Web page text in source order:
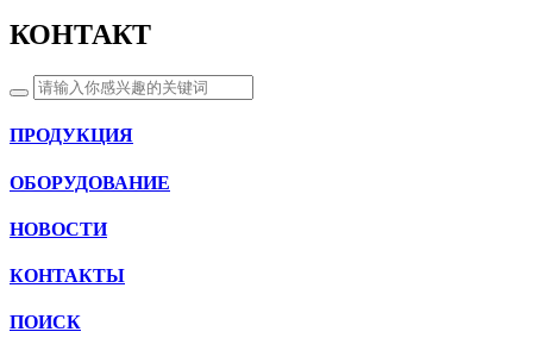
КОНТАКТ
ПРОДУКЦИЯ
ОБОРУДОВАНИЕ
НОВОСТИ
КОНТАКТЫ
ПОИСК